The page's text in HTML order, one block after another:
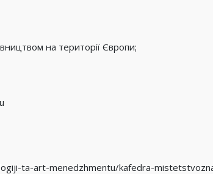
на території Європи;
ta-art-menedzhmentu/kafedra-